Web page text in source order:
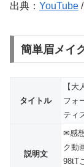
出典： YouTube /
簡単眉メイ
タイトル
【
フォ
ティ
説明文
✉感
ク動
98tT